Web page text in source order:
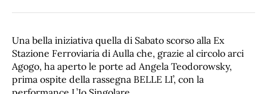
Una bella iniziativa quella di Sabato scorso alla Ex
Stazione Ferroviaria di Aulla che, grazie al circolo arci
Agogo, ha aperto le porte ad Angela Teodorowsky,
prima ospite della rassegna BELLE LI’, con la